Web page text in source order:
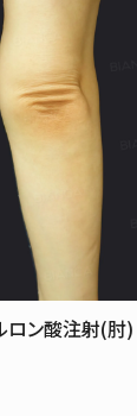
ロン酸注射(肘)